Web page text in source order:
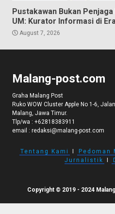
Pustakawan Bukan
UM: Kurator Informasi di
August 7, 2026
Malang-post.com
Graha Malang Post
Ruko WOW Cluster Apple No 1-6,
Malang, Jawa Timur.
Tlp/wa : +62818383911
email : redaksi@malang-post.com
Tentang Kami Pedoman
Jurnalistik
Copyright © 2019 - 2024